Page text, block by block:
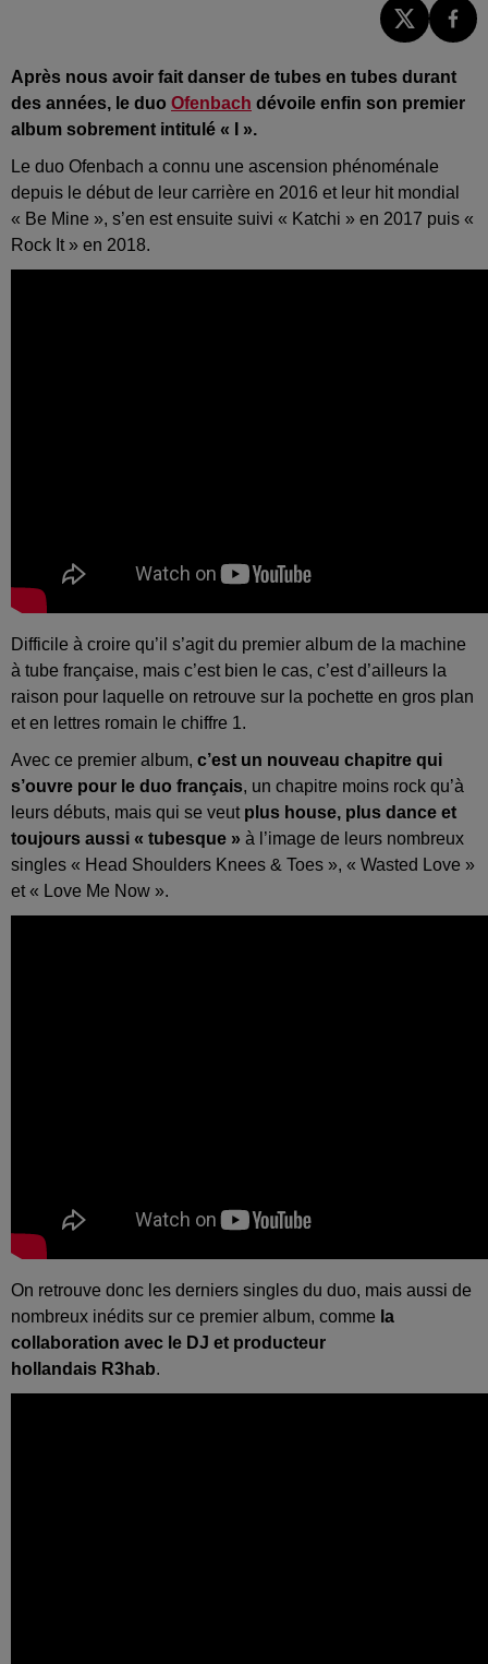
Après nous avoir fait danser de tubes en tubes durant
des années, le duo Ofenbach dévoile enfin son premier
album sobrement intitulé « I ».
Le duo Ofenbach a connu une ascension phénoménale
depuis le début de leur carrière en 2016 et leur hit mondial
« Be Mine », s’en est ensuite suivi « Katchi » en 2017 puis «
Rock It» en 2018.
Difficile à croire qu’il s’agit du premier album de la machine
à tube française, mais c’est bien le cas, c’est d’ailleurs la
raison pour laquelle on retrouve sur la pochette en gros plan
et en lettres romain le chiffre 1.
Avec ce premier album, c’est un nouveau chapitre qui
s’ouvre pour le duo français, un chapitre moins rock qu’à
leurs débuts, mais qui se veutplus house, plus dance et
toujours aussi « tubesque » à l’image de leurs nombreux
singles « Head Shoulders Knees & Toes », « Wasted Love »
et « Love Me Now ».
On retrouve donc les derniers singles du duo, mais aussi de
nombreux inédits sur ce premier album, comme la
collaboration avec le DJ et producteur
hollandais R3hab.